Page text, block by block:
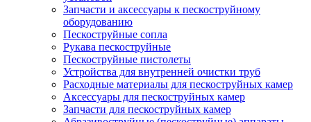
Запчасти и аксессуары к пескоструйному
оборудованию
Пескоструйные сопла
Рукава пескоструйные
Пескоструйные пистолеты
Устройства для внутренней очистки труб
Расходные материалы для пескоструйных камер
Аксессуары для пескоструйных камер
Запчасти для пескоструйных камер